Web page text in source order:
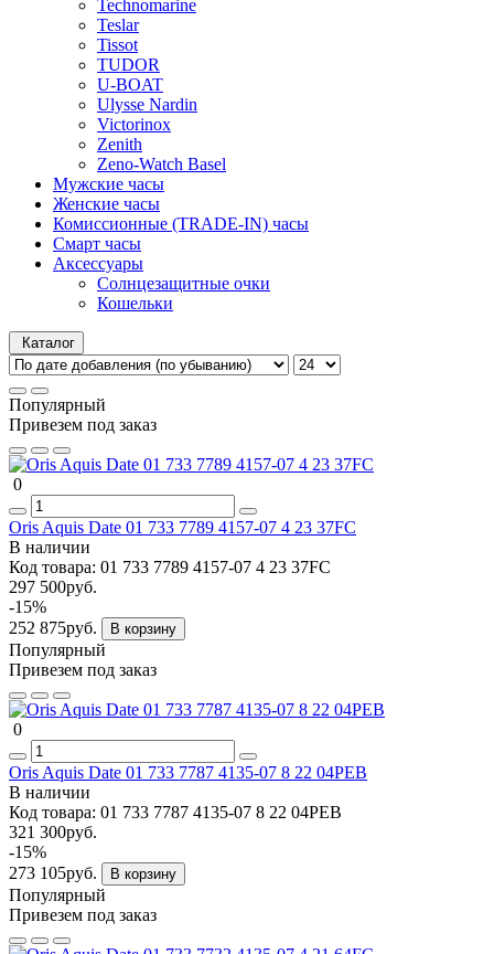
Technomarine
Teslar
Tissot
TUDOR
U-BOAT
Ulysse Nardin
Victorinox
Zenith
Zeno-Watch Basel
Мужские часы
Женские часы
Комиссионные (TRADE-IN) часы
Смарт часы
Аксессуары
Солнцезащитные очки
Кошельки
Каталог
Популярный
Привезем под заказ
0
Oris Aquis Date 01 733 7789 4157-07 4 23 37FC
В наличии
Код товара: 01 733 7789 4157-07 4 23 37FC
297 500руб.
-15%
252 875руб.
В корзину
Популярный
Привезем под заказ
0
Oris Aquis Date 01 733 7787 4135-07 8 22 04PEB
В наличии
Код товара: 01 733 7787 4135-07 8 22 04PEB
321 300руб.
-15%
273 105руб.
В корзину
Популярный
Привезем под заказ